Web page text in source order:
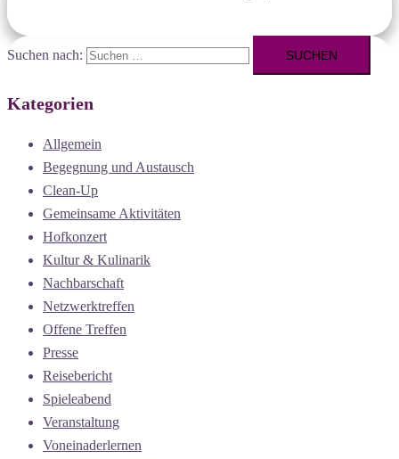
Suchen nach:
Kategorien
Allgemein
Begegnung und Austausch
Clean-Up
Gemeinsame Aktivitäten
Hofkonzert
Kultur & Kulinarik
Nachbarschaft
Netzwerktreffen
Offene Treffen
Presse
Reisebericht
Spieleabend
Veranstaltung
Voneinaderlernen